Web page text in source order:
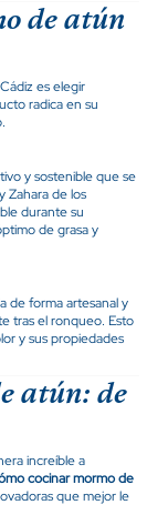
de atún
es elegir
radica en su
y sostenible que se
Zahara de los
durante su
de grasa y
de forma artesanal y
tras el ronqueo. Esto
y sus propiedades
atún: de
increíble a
cocinar mormo de
que mejor le